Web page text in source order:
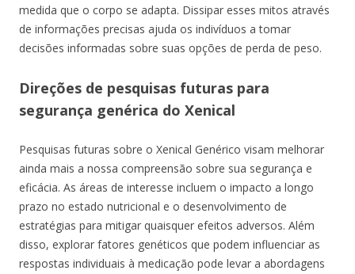
medida que o corpo se adapta. Dissipar esses mitos através
de informações precisas ajuda os indivíduos a tomar
decisões informadas sobre suas opções de perda de peso.
Direções de pesquisas futuras para
segurança genérica do Xenical
Pesquisas futuras sobre o Xenical Genérico visam melhorar
ainda mais a nossa compreensão sobre sua segurança e
eficácia. As áreas de interesse incluem o impacto a longo
prazo no estado nutricional e o desenvolvimento de
estratégias para mitigar quaisquer efeitos adversos. Além
disso, explorar fatores genéticos que podem influenciar as
respostas individuais à medicação pode levar a abordagens